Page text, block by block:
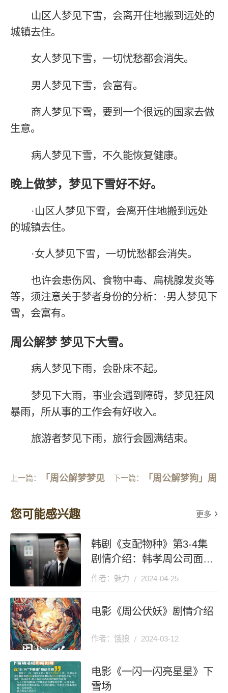
山区人梦见下雪，会离开住地搬到远处的
城镇去住。
女人梦见下雪，一切忧愁都会消失。
男人梦见下雪，会富有。
商人梦见下雪，要到一个很远的国家去做
生意。
病人梦见下雪，不久能恢复健康。
晚上做梦，梦见下雪好不好。
·山区人梦见下雪，会离开住地搬到远处
的城镇去住。
·女人梦见下雪，一切忧愁都会消失。
也许会患伤风、食物中毒、扁桃腺发炎等
等，须注意关于梦者身份的分析：·男人梦见下
雪，会富有。
周公解梦 梦见下大雪。
病人梦见下雨，会卧床不起。
梦见下大雨，事业会遇到障碍，梦见狂风
暴雨，所从事的工作会有好收入。
旅游者梦见下雨，旅行会圆满结束。
上一篇： 「周公解梦梦见 下一篇： 「周公解梦狗」周
您可能感兴趣 更多
韩剧《支配物种》第3-4集
剧情介绍：韩孝周公司面临
被收购危机
作者：魅力 2024-04-25
电影《周公伏妖》剧情介绍
作者：饿狼 2024-03-12
电影《一闪一闪亮星星》下
雪场